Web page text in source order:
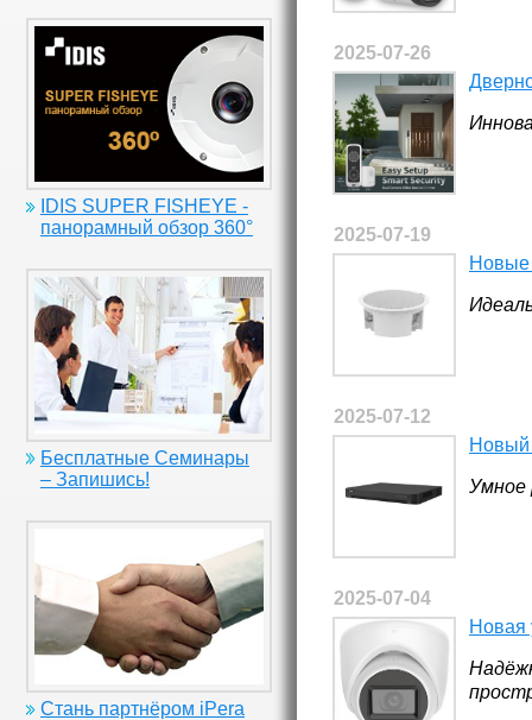
IDIS SUPER FISHEYE -
панорамный обзор 360°
Бесплатные Семинары
– Запишись!
Стань партнёром iPera
2025-07-26
2025-07-19
Новые
2025-07-12
Новый
Умное
2025-07-04
Новая